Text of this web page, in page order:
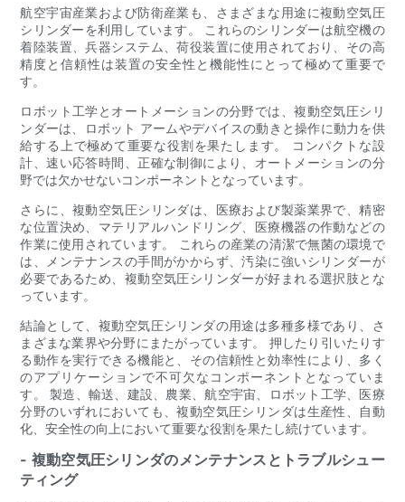
航空宇宙産業および防衛産業も、さまざまな用途に複動空気圧
シリンダーを利用しています。 これらのシリンダーは航空機の
着陸装置、兵器システム、荷役装置に使用されており、その高
精度と信頼性は装置の安全性と機能性にとって極めて重要で
す。
ロボット工学とオートメーションの分野では、複動空気圧シリ
ンダーは、ロボット アームやデバイスの動きと操作に動力を供
給する上で極めて重要な役割を果たします。 コンパクトな設
計、速い応答時間、正確な制御により、オートメーションの分
野では欠かせないコンポーネントとなっています。
さらに、複動空気圧シリンダは、医療および製薬業界で、精密
な位置決め、マテリアルハンドリング、医療機器の作動などの
作業に使用されています。 これらの産業の清潔で無菌の環境で
は、メンテナンスの手間がかからず、汚染に強いシリンダーが
必要であるため、複動空気圧シリンダーが好まれる選択肢とな
っています。
結論として、複動空気圧シリンダの用途は多種多様であり、さ
まざまな業界や分野にまたがっています。 押したり引いたりす
る動作を実行できる機能と、その信頼性と効率性により、多く
のアプリケーションで不可欠なコンポーネントとなっていま
す。 製造、輸送、建設、農業、航空宇宙、ロボット工学、医療
分野のいずれにおいても、複動空気圧シリンダは生産性、自動
化、安全性の向上において重要な役割を果たし続けています。
- 複動空気圧シリンダのメンテナンスとトラブルシュー
ティング